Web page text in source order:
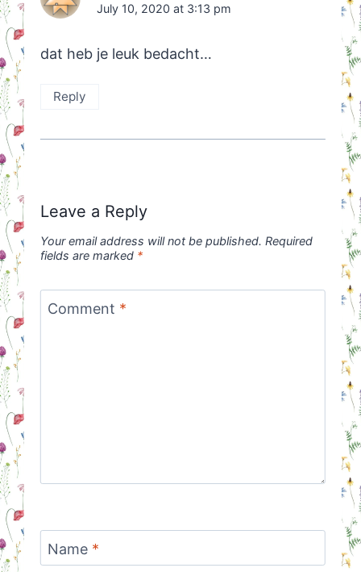
July 10, 2020 at 3:13 pm
dat heb je leuk bedacht…
Reply
Leave a Reply
Your email address will not be published. Required
fields are marked *
Comment *
Name *